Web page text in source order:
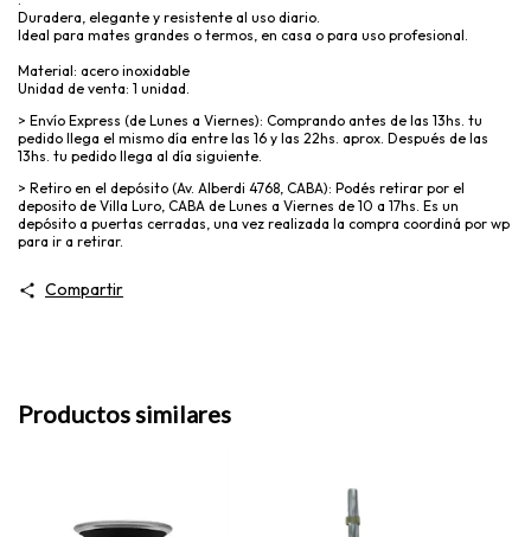
Duradera, elegante y resistente al uso diario.
Ideal para mates grandes o termos, en casa o para uso profesional.
Material: acero inoxidable
Unidad de venta: 1 unidad.
> Envío Express (de Lunes a Viernes): Comprando antes de las 13hs. tu
pedido llega el mismo día entre las 16 y las 22hs. aprox. Después de las
13hs. tu pedido llega al día siguiente.
> Retiro en el depósito (Av. Alberdi 4768, CABA): Podés retirar por el
deposito de Villa Luro, CABA de Lunes a Viernes de 10 a 17hs. Es un
depósito a puertas cerradas, una vez realizada la compra coordiná por wp
para ir a retirar.
Compartir
Productos similares